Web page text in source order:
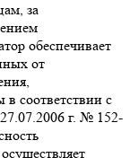
за
обеспечивает
от
в соответствии с
г. № 152-